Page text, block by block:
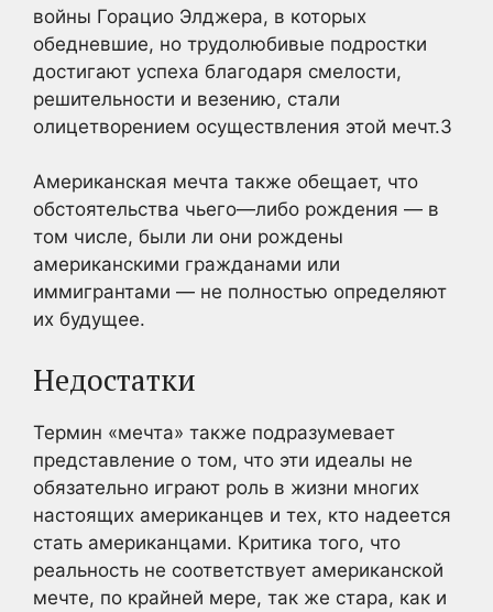
войны Горацио Элджера, в которых
обедневшие, но трудолюбивые подростки
достигают успеха благодаря смелости,
решительности и везению, стали
олицетворением осуществления этой мечт.3
Американская мечта также обещает, что
обстоятельства чьего—либо рождения — в
том числе, были ли они рождены
американскими гражданами или
иммигрантами — не полностью определяют
их будущее.
Недостатки
Термин «мечта» также подразумевает
представление о том, что эти идеалы не
обязательно играют роль в жизни многих
настоящих американцев и тех, кто надеется
стать американцами. Критика того, что
реальность не соответствует американской
мечте, по крайней мере, так же стара, как и